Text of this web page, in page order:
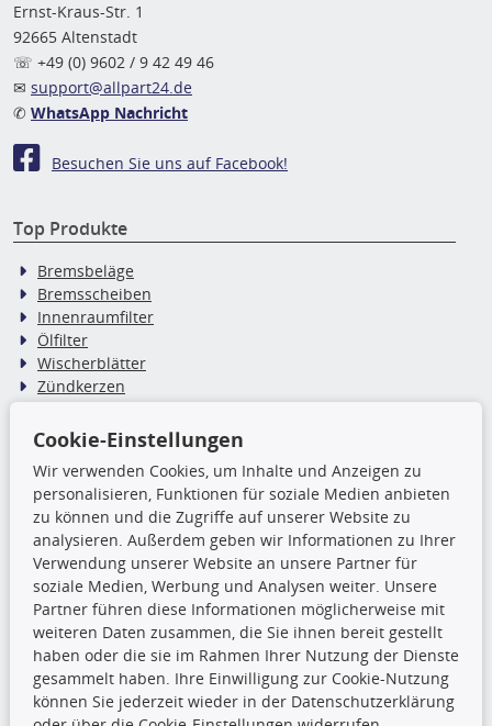
Ernst-Kraus-Str. 1
92665 Altenstadt
☏ +49 (0) 9602 / 9 42 49 46
✉ support@allpart24.de
✆ WhatsApp Nachricht
Besuchen Sie uns auf Facebook!
Top Produkte
Bremsbeläge
Bremsscheiben
Innenraumfilter
Ölfilter
Wischerblätter
Zündkerzen
TecDoc Inside
Die hier angezeigten Daten,
insbesondere die gesamte Datenbank,
dürfen nicht kopiert werden. Es ist zu
unterlassen, die Daten oder die gesamte Datenbank ohne
vorherige Zustimmung TecDocs zu vervielfältigen, zu
verbreiten und/oder diese Handlungen durch Dritte ausführen
zu lassen. Ein Zuwiderhandeln stellt eine
Urheberrechtsverletzung dar und wird verfolgt.
Ronny’s Newsletter
Cookie-Einstellungen
Wir verwenden Cookies, um Inhalte und Anzeigen zu
personalisieren, Funktionen für soziale Medien anbieten
zu können und die Zugriffe auf unserer Website zu
analysieren. Außerdem geben wir Informationen zu Ihrer
Verwendung unserer Website an unsere Partner für
soziale Medien, Werbung und Analysen weiter. Unsere
Partner führen diese Informationen möglicherweise mit
weiteren Daten zusammen, die Sie ihnen bereit gestellt
haben oder die sie im Rahmen Ihrer Nutzung der Dienste
gesammelt haben. Ihre Einwilligung zur Cookie-Nutzung
können Sie jederzeit wieder in der Datenschutzerklärung